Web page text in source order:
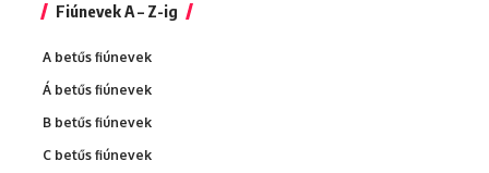
Fiúnevek A – Z-ig
A betűs fiúnevek
Á betűs fiúnevek
B betűs fiúnevek
C betűs fiúnevek